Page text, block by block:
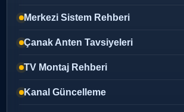
Merkezi Sistem Rehberi
Çanak Anten Tavsiyeleri
TV Montaj Rehberi
Kanal Güncelleme